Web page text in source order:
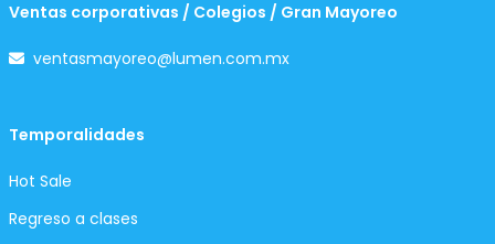
Ventas corporativas / Colegios / Gran Mayoreo
ventasmayoreo@lumen.com.mx
Temporalidades
Hot Sale
Regreso a clases